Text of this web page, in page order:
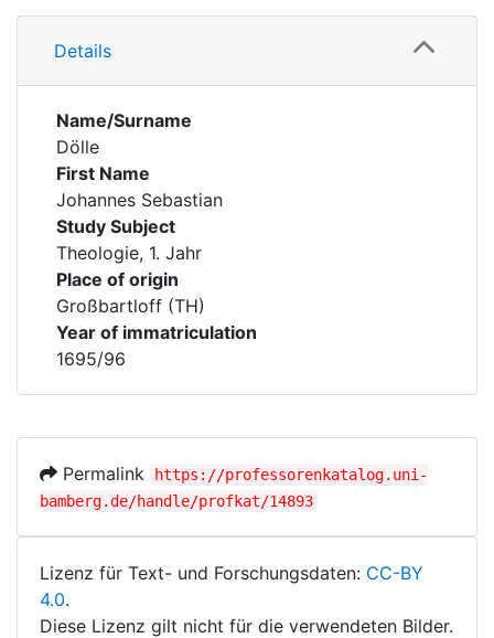
Details
Details
Name/Surname
Dölle
First Name
Johannes Sebastian
Study Subject
Theologie, 1. Jahr
Place of origin
Großbartloff (TH)
Year of immatriculation
1695/96
Permalink
https://professorenkatalog.uni-
bamberg.de/handle/profkat/14893
Lizenz für Text- und Forschungsdaten: CC-BY
4.0.
Diese Lizenz gilt nicht für die verwendeten Bilder.